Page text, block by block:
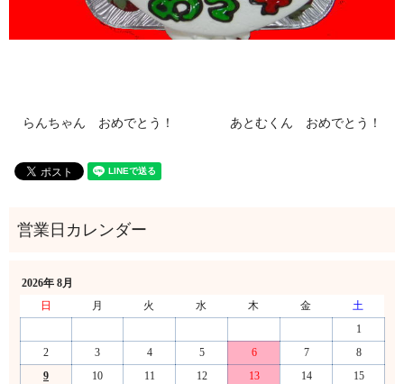
らんちゃん おめでとう！ あとむくん おめでとう！
2026年 8月
日
月 火 水 木 金
土
1
2
3 4 5 6 7
8
9
10 11 12 13 14
15